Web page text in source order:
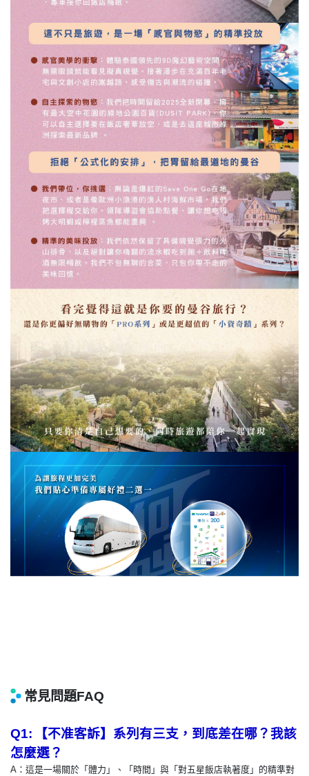
Q1:
【不准客訴】系列有三支，到底差在哪？我該
怎麼選？
A ：這是一場關於「體力」、「時間」與「對五星飯店執著度」的精準對